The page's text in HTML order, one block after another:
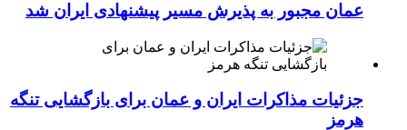
عمان مجبور به پذیرش مسیر پیشنهادی ایران شد
جزئیات مذاکرات ایران و عمان برای بازگشایی تنگه
هرمز